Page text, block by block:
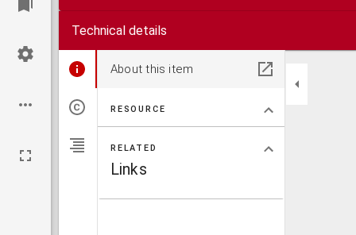
Technical details
About this item
RESOURCE
RELATED
Links